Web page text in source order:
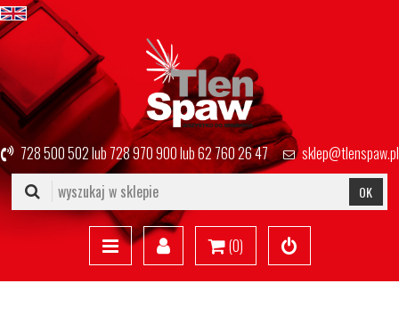
728 500 502lub728 970 900lub62 760 26 47 sklep@tlenspaw.pl
OK
(0)